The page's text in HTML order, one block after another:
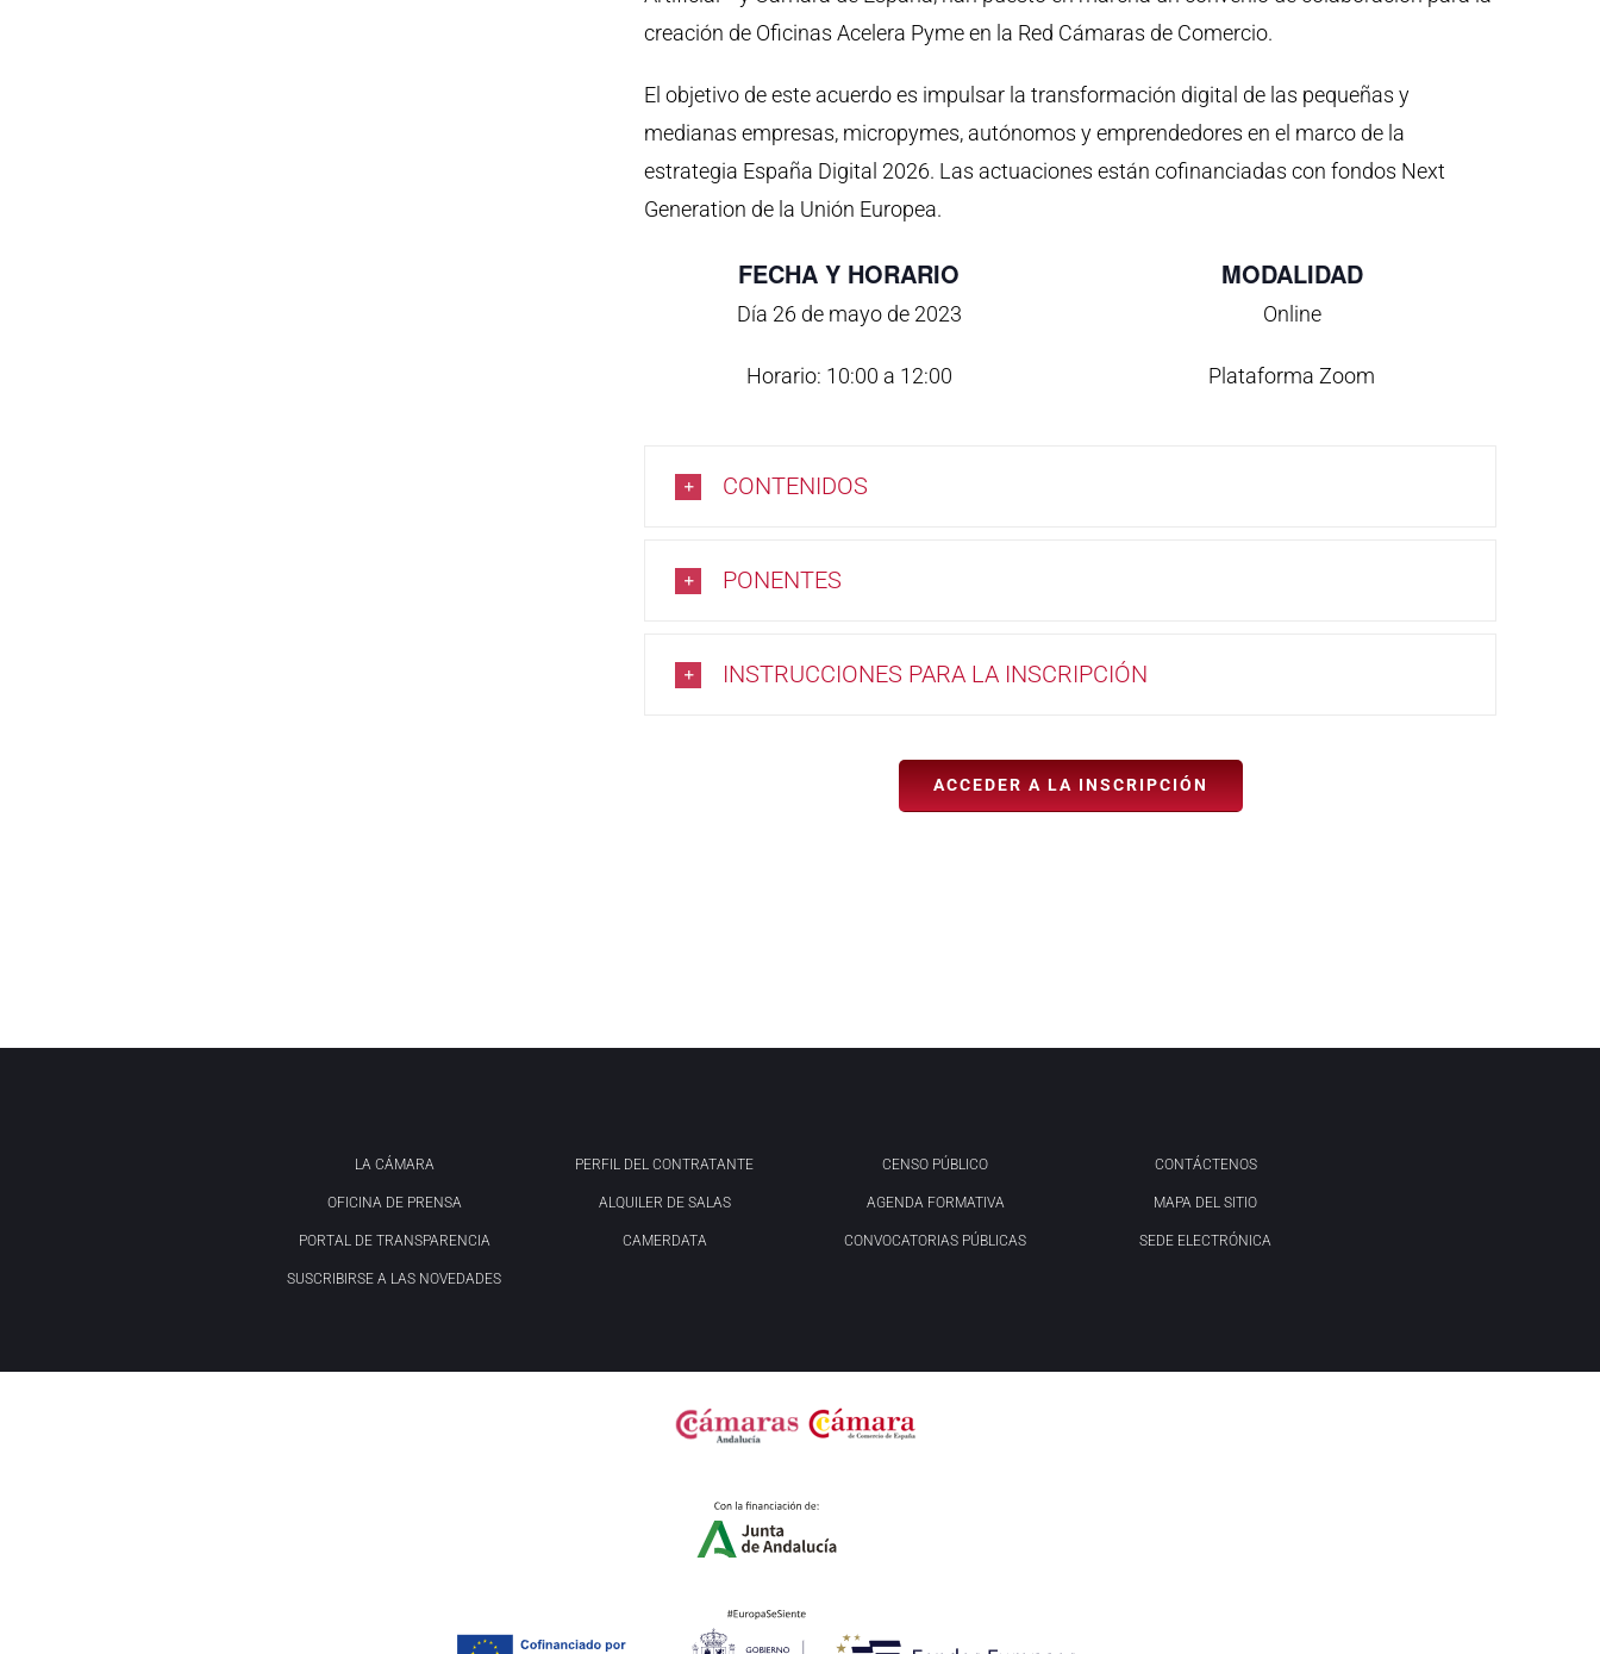
creación de Oficinas Acelera Pyme en la Red Cámaras de Comercio.
El objetivo de este acuerdo es impulsar la transformación digital de las pequeñas y
medianas empresas, micropymes, autónomos y emprendedores en el marco de la
estrategia España Digital 2026. Las actuaciones están cofinanciadas con fondos Next
Generation de la Unión Europea.
FECHA Y HORARIO
Día 26 de mayo de 2023
Horario: 10:00 a 12:00
MODALIDAD
Online
Plataforma Zoom
CONTENIDOS
PONENTES
INSTRUCCIONES PARA LA INSCRIPCIÓN
ACCEDER A LA INSCRIPCIÓN
LA CÁMARA
OFICINA DE PRENSA
PORTAL DE TRANSPARENCIA
SUSCRIBIRSE A LAS NOVEDADES
PERFIL DEL CONTRATANTE
ALQUILER DE SALAS
CAMERDATA
CENSO PÚBLICO
AGENDA FORMATIVA
CONVOCATORIAS PÚBLICAS
CONTÁCTENOS
MAPA DEL SITIO
SEDE ELECTRÓNICA